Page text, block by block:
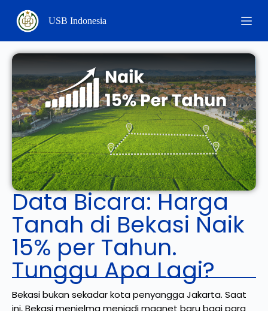
k
p
t
c
o
n
t
e
n
t
USB Indonesia
Data Bicara: Harga
Tanah di Bekasi Naik
15% per Tahun.
Tunggu Apa Lagi?
Bekasi bukan sekadar kota penyangga Jakarta. Saat
ini, Bekasi menjelma menjadi magnet baru bagi para